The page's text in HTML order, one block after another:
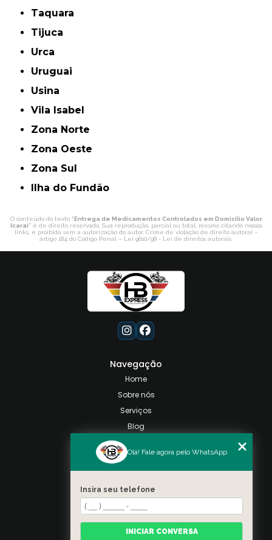
Taquara
Tijuca
Urca
Uruguai
Usina
Vila Isabel
Zona Norte
Zona Oeste
Zona Sul
ilha do Fundão
O conteúdo do texto "Entrega de Medicamentos Controlados em Domicílio Valor
Icaraí" é de direito reservado. Sua reprodução, parcial ou total, mesmo citando nossos
links, é proibida sem a autorização do autor. Crime de violação de direito autoral –
artigo 184 do Código Penal – Lei 9610/98 - Lei de direitos autorais
Navegação
Home
Sobre nós
Serviços
Blog
Categorias
Mapa do site
Contato
Taquara, Rio de Janeiro
Olá! Fale agora pelo WhatsApp
Insira seu telefone
INICIAR CONVERSA